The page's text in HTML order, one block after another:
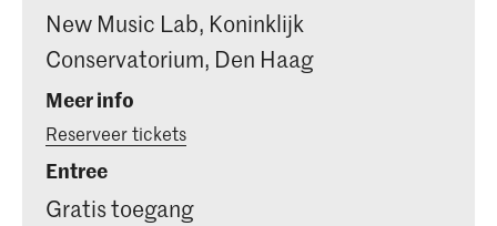
New Music Lab, Koninklijk
Conservatorium, Den Haag
Meer info
Reserveer tickets
Entree
Gratis toegang